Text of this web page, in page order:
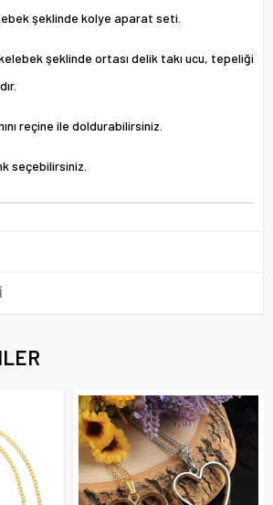
şeklinde kolye aparat seti.
şeklinde ortası delik takı ucu, tepeliği
reçine ile doldurabilirsiniz.
seçebilirsiniz.